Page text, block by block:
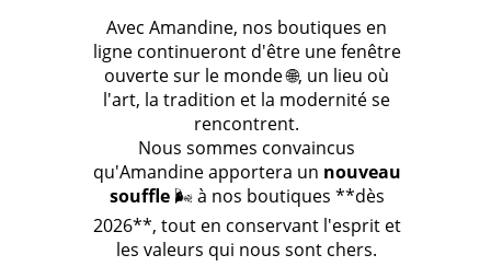
Avec Amandine, nos boutiques en
ligne continueront d'être une fenêtre
ouverte sur le monde 🌐, un lieu où
l'art, la tradition et la modernité se
rencontrent.
Nous sommes convaincus
qu'Amandine apportera un nouveau
souffle🌬️ à nos boutiques **dès
2026**, tout en conservant l'esprit et
les valeurs qui nous sont chers.